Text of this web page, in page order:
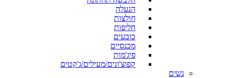
הנעלה
חולצות
חליפות
כובעים
מכנסיים
פיג'מות
קפוצ'ונים/מעילים/ג'קטים
נשים